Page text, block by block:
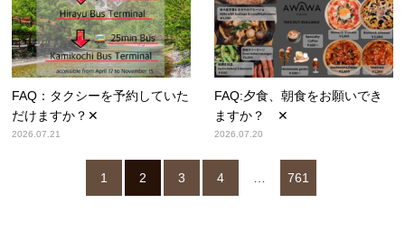
FAQ：タクシーを予約していた
だけますか？✕
2026.07.21
FAQ:夕食、朝食をお願いでき
ますか？ ✕
2026.07.20
1 2 3 4 761